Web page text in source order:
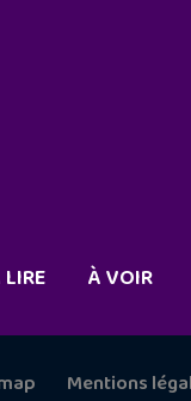
À VOIR
Mentions